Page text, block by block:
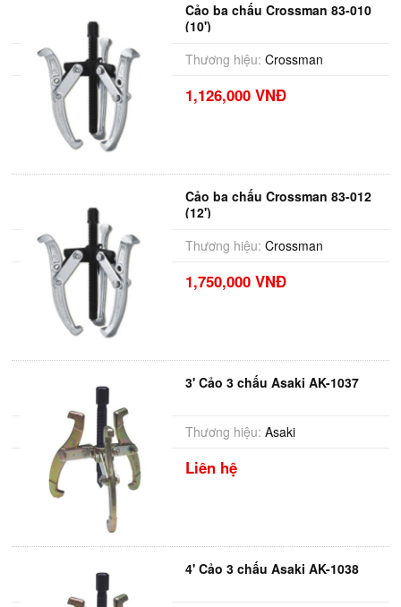
Cảo ba chấu Crossman 83-010
(10')
Thương hiệu: Crossman
1,126,000 VNĐ
Cảo ba chấu Crossman 83-012
(12')
Thương hiệu: Crossman
1,750,000 VNĐ
3' Cảo 3 chấu Asaki AK-1037
Thương hiệu: Asaki
Liên hệ
4' Cảo 3 chấu Asaki AK-1038